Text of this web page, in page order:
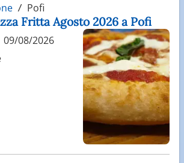
Pofi
Fritta Agosto 2026 a Pofi
09/08/2026